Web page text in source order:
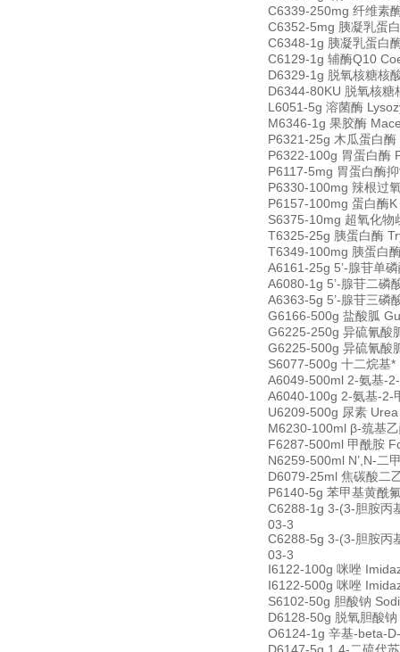
C6339-250mg 纤维素
C6352-5mg 胰凝乳蛋
C6348-1g 胰凝乳蛋白
C6129-1g 辅酶Q10
D6329-1g 脱氧核糖核
D6344-80KU 脱氧核
L6051-5g 溶菌酶
M6346-1g 果胶酶
P6321-25g 木瓜蛋白
P6322-100g 胃蛋白酶
P6117-5mg 胃蛋白酶
P6330-100mg 辣根过
P6157-100mg 蛋白酶
S6375-10mg 超氧化
T6325-25g 胰蛋白酶
T6349-100mg 胰蛋白
A6161-25g 5’-腺苷单
A6080-1g 5’-腺苷二磷
A6363-5g 5’-腺苷三磷
G6166-500g 盐酸胍
G6225-250g 异硫氰酸
G6225-500g 异硫氰酸
S6077-500g 十二烷基
A6049-500ml 2-氨基-
A6040-100g 2-氨基-2-
U6209-500g 尿素
M6230-100ml β-巯基
F6287-500ml 甲酰胺
N6259-500ml N’,N-二
D6079-25ml 焦碳酸二
P6140-5g 苯甲基黄酰
C6288-1g 3-(3-胆胺丙
03-3
C6288-5g 3-(3-胆胺丙
03-3
I6122-100g 咪唑
I6122-500g 咪唑
S6102-50g 胆酸钠
D6128-50g 脱氧胆酸
O6124-1g 辛基-beta-